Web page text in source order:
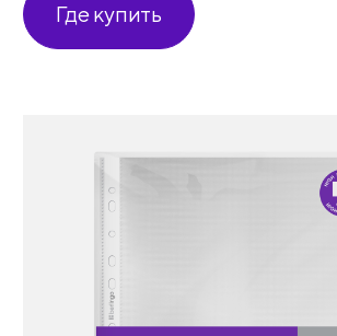
Где купить